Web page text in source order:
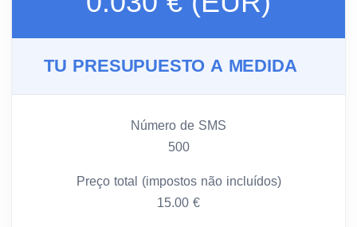
TU PRESUPUESTO A MEDIDA
Número de SMS
500
Preço total (impostos não incluídos)
15.00 €